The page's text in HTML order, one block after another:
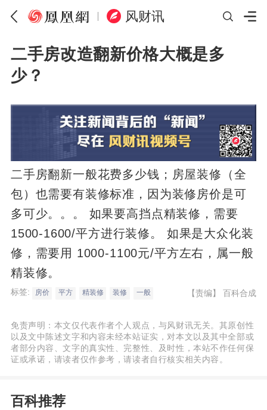
风财讯
二手房改造翻新价格大概是多
少？
二手房翻新一般花费多少钱；房屋装修（全
包）也需要有装修标准，因为装修房价是可
多可少。。。 如果要高挡点精装修，需要
1500-1600/平方进行装修。 如果是大众化装
修，需要用 1000-1100元/平方左右，属一般
精装修。
标签: 房价 平方 精装修 装修 一般 【责编】 百科合成
免责声明：本文仅代表作者个人观点，与风财讯无关。其原创性
以及文中陈述文字和内容未经本站证实，对本文以及其中全部或
者部分内容、文字的真实性、完整性、及时性，本站不作任何保
证或承诺，请读者仅作参考，请读者自行核实相关内容。
百科推荐